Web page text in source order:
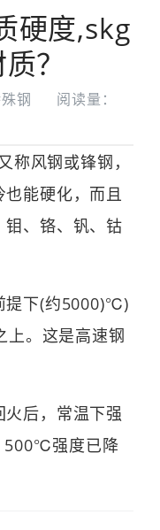
硬度,skg
？
钢
阅读量：
风钢或锋钢，
能硬化，而且
钼、铬、钒、钴
下(约5000)℃)
上。这是高速钢
后，常温下强
500℃强度已降